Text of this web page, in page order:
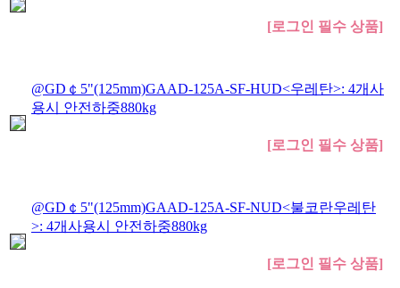
[로그인 필수 상품]
@GD￠5"(125mm)GAAD-125A-SF-HUD<우레탄>: 4개사
용시 안전하중880kg
[로그인 필수 상품]
@GD￠5"(125mm)GAAD-125A-SF-NUD<불코란우레탄
>: 4개사용시 안전하중880kg
[로그인 필수 상품]